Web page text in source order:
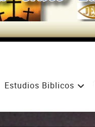
Estudios Biblicos